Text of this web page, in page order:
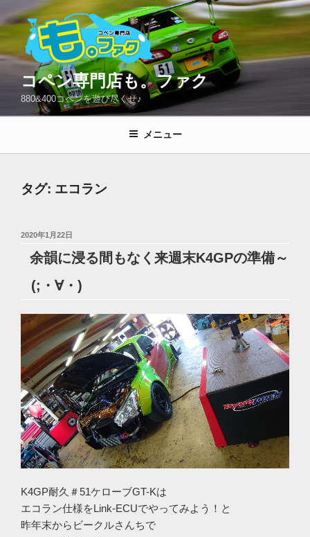
ン
テ
ン
プ
コペン専門店も。ファク
880&400コペンを遊び尽くせ♪
メニュー
タグ: エコラン
投
日:
2020年1月22日
余韻に浸る間もなく来週末K4GPの準備～
(;・∀・)
K4GP耐久＃51ケローブGT-Kは
エコラン仕様をLink-ECUでやってみよう！と
昨年末からビークルさんちで